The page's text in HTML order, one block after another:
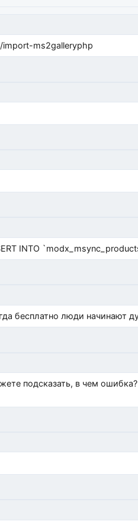
import-ms2galleryphp
INTO
бесплатно люди начинают
подсказать, в чем